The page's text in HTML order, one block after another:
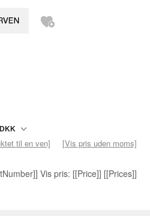
til en ven] [Vis pris uden moms]
Vis pris: [[Price]] [[Prices]]